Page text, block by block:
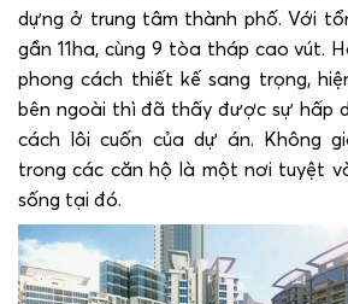
dựng ở trung tâm thành phố. Với
gần 11ha, cùng 9 tòa tháp cao vút.
phong cách thiết kế sang trọng,
bên ngoài thì đã thấy được sự hấp
cách lôi cuốn của dự án. Không
trong các căn hộ là một nơi tuyệt
sống tại đó.